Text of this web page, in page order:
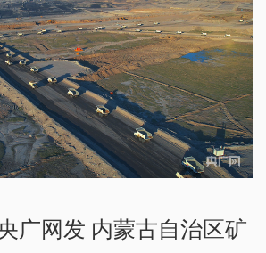
广网发 内蒙古自治区矿